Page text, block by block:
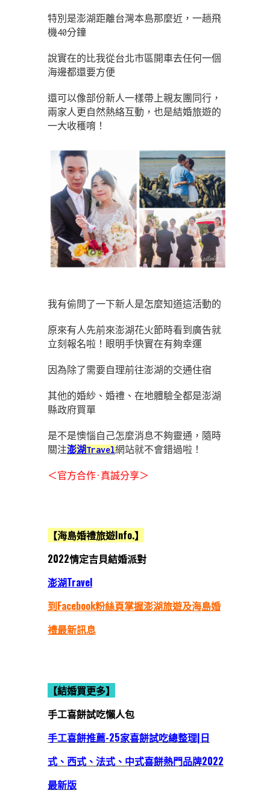
特別是澎湖距離台灣本島那麼近，一趟飛
機40分鐘
說實在的比我從台北市區開車去任何一個
海邊都還要方便
還可以像部份新人一樣帶上親友團同行，
兩家人更自然熱絡互動，也是結婚旅遊的
一大收穫唷！
我有偷問了一下新人是怎麼知道這活動的
原來有人先前來澎湖花火節時看到廣告就
立刻報名啦！眼明手快實在有夠幸運
因為除了需要自理前往澎湖的交通住宿
其他的婚紗、婚禮、在地體驗全都是澎湖
縣政府買單
是不是懊惱自己怎麼消息不夠靈通，隨時
關注澎湖Travel網站就不會錯過啦！
＜官方合作·真誠分享＞
【海島婚禮旅遊Info.】
2022情定吉貝結婚派對
澎湖Travel
到Facebook粉絲頁掌握澎湖旅遊及海島婚
禮最新訊息
【結婚買更多】
手工喜餅試吃懶人包
手工喜餅推薦-25家喜餅試吃總整理|日
式、西式、法式、中式喜餅熱門品牌2022
最新版